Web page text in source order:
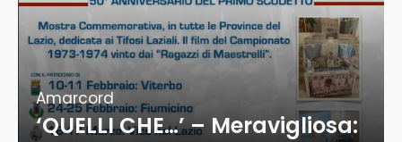
Amarcord
‘QUELLI CHE…’ – Meravigliosa: